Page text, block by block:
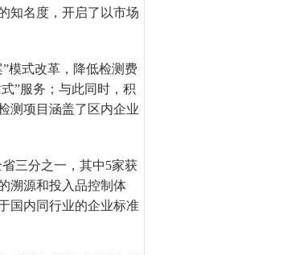
知名度，开启了以市场
模式改革，降低检测费
”服务；与此同时，积
测项目涵盖了区内企业
三分之一，其中5家获
溯源和投入品控制体
国内同行业的企业标准